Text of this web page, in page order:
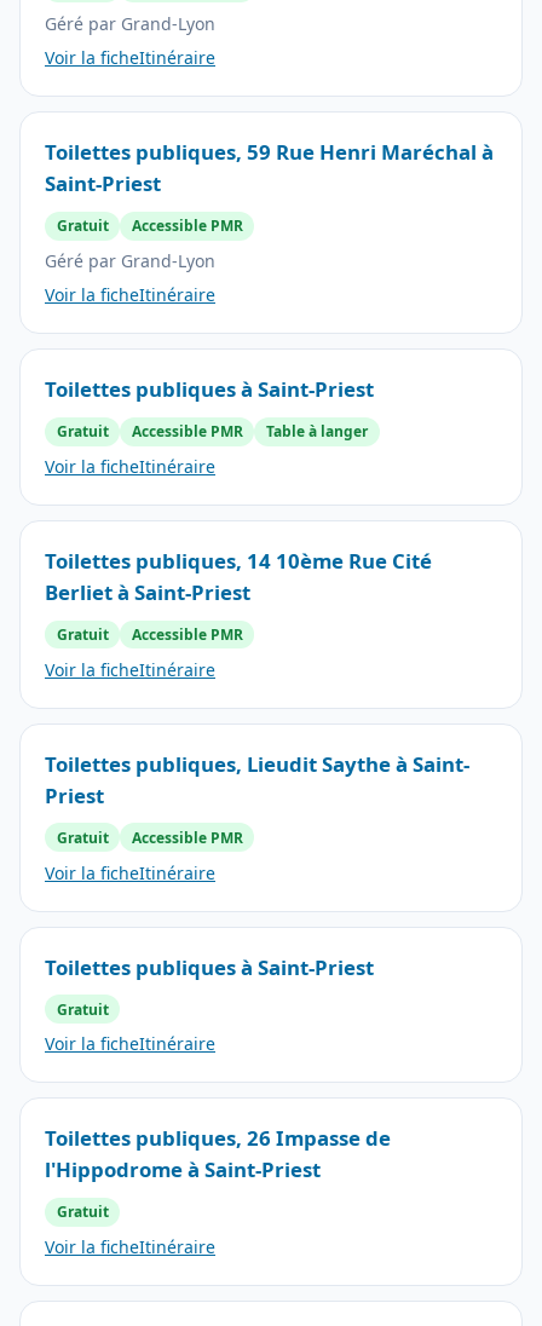
Géré par Grand-Lyon
Voir la ficheItinéraire
Toilettes publiques, 59 Rue Henri Maréchal à
Saint-Priest
Gratuit Accessible PMR
Géré par Grand-Lyon
Voir la ficheItinéraire
Toilettes publiques à Saint-Priest
Gratuit Accessible PMR Table à langer
Voir la ficheItinéraire
Toilettes publiques, 14 10ème Rue Cité
Berliet à Saint-Priest
Gratuit Accessible PMR
Voir la ficheItinéraire
Toilettes publiques, Lieudit Saythe à Saint-
Priest
Gratuit Accessible PMR
Voir la ficheItinéraire
Toilettes publiques à Saint-Priest
Gratuit
Voir la ficheItinéraire
Toilettes publiques, 26 Impasse de
l'Hippodrome à Saint-Priest
Gratuit
Voir la ficheItinéraire